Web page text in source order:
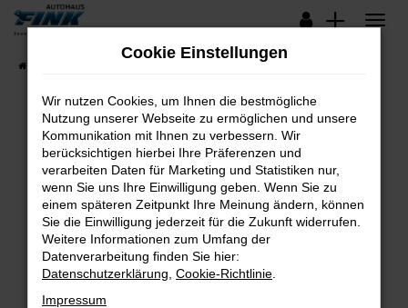
Zum
springen
Lagerfahrzeuge
Fehler: Network Error
Beim Laden ist ein Fehler aufgetreten.
Hier sind ein paar Tipps, die dir helfen können:
Überprüfe deine Firewall und deine
Internetverbindung.
Laden andere Webseiten, zum Beispiel deine
Suchmaschine?
Cookie Einstellungen
Wir nutzen Cookies, um Ihnen die bestmögliche
Nutzung unserer Webseite zu ermöglichen und unsere
Kommunikation mit Ihnen zu verbessern. Wir
berücksichtigen hierbei Ihre Präferenzen und
verarbeiten Daten für Marketing und Statistiken nur,
wenn Sie uns Ihre Einwilligung geben. Wenn Sie zu
einem späteren Zeitpunkt Ihre Meinung ändern, können
Sie die Einwilligung jederzeit für die Zukunft widerrufen.
Weitere Informationen zum Umfang der
Datenverarbeitung finden Sie hier:
Datenschutzerklärung Cookie-Richtlinie
Impressum